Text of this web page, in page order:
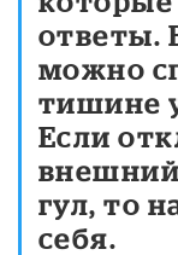
ответы.
можно
тишине
Если
гул, то
себя.